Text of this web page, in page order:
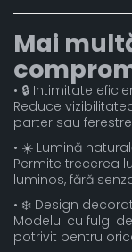
Mai
• 🔒 Intimitate
Reduce
parter sau
• ☀️ Lumină
Permite trecerea
luminos, fără
• ❄️ Design
Modelul cu fulgi
potrivit pentru